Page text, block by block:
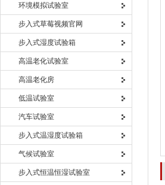
环境模拟试验室
步入式草莓视频官网
步入式湿度试验箱
高温老化试验室
高温老化房
低温试验室
汽车试验室
步入式温湿度试验箱
气候试验室
步入式恒温恒湿试验室